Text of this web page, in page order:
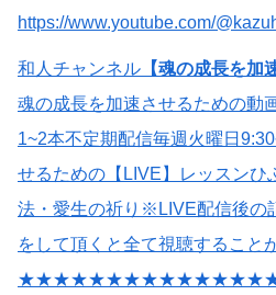
https://www.youtube.com/
和人チャンネル 【魂の成長を加
魂の成長を加速させるための動
1~2本不定期配信毎週火曜日
せるための【LIVE】レッスンひ
法・愛生の祈り※LIVE配信後の
をして頂くと全て視聴すること